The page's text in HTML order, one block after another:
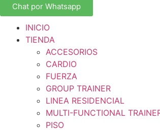
Chat por Whatsapp
INICIO
TIENDA
ACCESORIOS
CARDIO
FUERZA
GROUP TRAINER
LINEA RESIDENCIAL
MULTI-FUNCTIONAL
PISO